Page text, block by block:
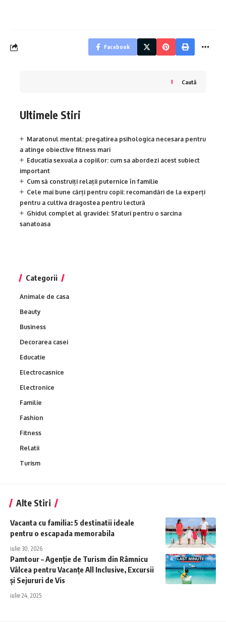
Facebook
Caută
Ultimele Stiri
Maratonul mental: pregatirea psihologica necesara pentru
a atinge obiective fitness mari
Educatia sexuala a copiilor: cum sa abordezi acest subiect
important
Cum să construiți relații puternice în familie
Cele mai bune cărți pentru copii: recomandări de la experți
pentru a cultiva dragostea pentru lectură
Ghidul complet al gravidei: Sfaturi pentru o sarcina
sanatoasa
Categorii
Animale de casa
Beauty
Business
Decorarea casei
Educatie
Electrocasnice
Electronice
Familie
Fashion
Fitness
Relatii
Turism
Alte Stiri
Vacanta cu familia: 5 destinatii ideale
pentru o escapada memorabila
iulie 30, 2026
Pamtour – Agenție de Turism din Râmnicu
Vâlcea pentru Vacanțe All Inclusive, Excursii
și Sejururi de Vis
iulie 24, 2025